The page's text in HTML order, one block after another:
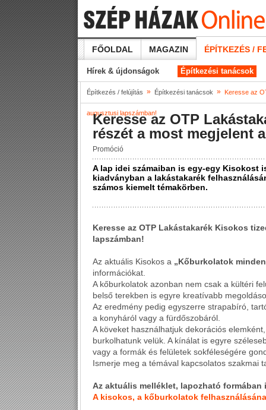
FŐOLDAL MAGAZIN ÉPÍTKEZÉS /
Hírek & újdonságok Építkezési tanácsok
Építkezés / felújítás » Építkezési tanácsok » Keresse az
augusztusi lapszámban!
Keresse az OTP
részét a most megjelent
Promóció
A lap idei számaiban is egy-egy Kisokost
kiadványban a lakástakarék
számos kiemelt témakörben.
Keresse az OTP Lakástakarék Kisokos
lapszámban!
Az aktuális Kisokos a „Kőburkolatok
információkat.
A kőburkolatok azonban nem csak a kültéri
belső terekben is egyre kreatívabb
Az eredmény pedig egyszerre strapabíró,
a konyháról vagy a fürdőszobáról.
A köveket használhatjuk dekorációs
burkolhatunk velük. A kínálat is egyre
vagy a formák és felületek sokféleségére
Ismerje meg a témával kapcsolatos szakmai
Az aktuális melléklet, lapozható
A kisokos, a kőburkolatok